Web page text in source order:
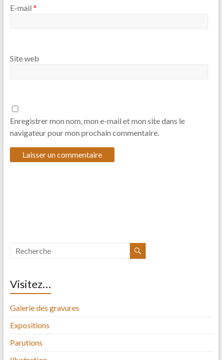
E-mail *
Site web
Enregistrer mon nom, mon e-mail et mon site dans le
navigateur pour mon prochain commentaire.
Visitez…
Galerie des gravures
Expositions
Parutions